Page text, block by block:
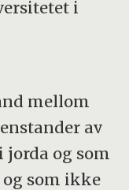
i
mellom
av
og som
som ikke